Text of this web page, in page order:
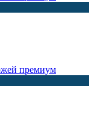
премиум